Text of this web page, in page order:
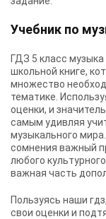
Учебник по
ГДЗ 5 класс
школьной книге,
множество
тематике.
оценки, и
самым удивляя
музыкального
сомнения важный
любого
важная часть
Пользуясь наши
свои оценки и